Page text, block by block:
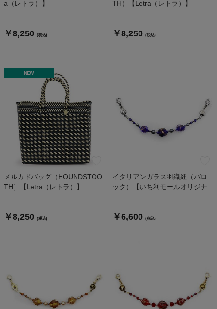
a（レトラ）】
￥8,250 (税込)
TH）【Letra（レトラ）】
￥8,250 (税込)
NEW
メルカドバッグ（HOUNDSTOO
TH）【Letra（レトラ）】
￥8,250 (税込)
イタリアンガラス羽織紐（バロ
ック）【いち利モールオリジナ...
￥6,600 (税込)